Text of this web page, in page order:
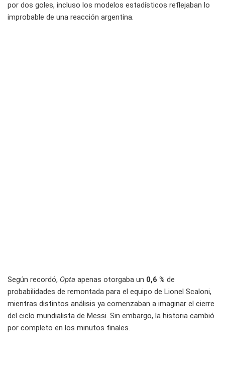
por dos goles, incluso los modelos estadísticos reflejaban lo
improbable de una reacción argentina.
Según recordó, Opta apenas otorgaba un 0,6 % de
probabilidades de remontada para el equipo de Lionel Scaloni,
mientras distintos análisis ya comenzaban a imaginar el cierre
del ciclo mundialista de Messi. Sin embargo, la historia cambió
por completo en los minutos finales.